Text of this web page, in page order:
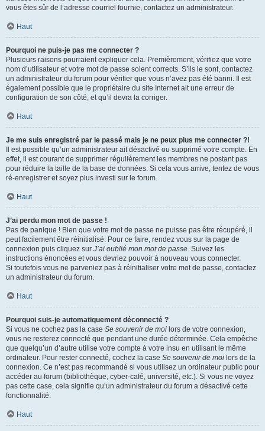
vous êtes sûr de l’adresse courriel fournie, contactez un administrateur.
Haut
Pourquoi ne puis-je pas me connecter ?
Plusieurs raisons pourraient expliquer cela. Premièrement, vérifiez que votre
nom d’utilisateur et votre mot de passe soient corrects. S’ils le sont, contactez
un administrateur du forum pour vérifier que vous n’avez pas été banni. Il est
également possible que le propriétaire du site Internet ait une erreur de
configuration de son côté, et qu’il devra la corriger.
Haut
Je me suis enregistré par le passé mais je ne peux plus me connecter ?!
Il est possible qu’un administrateur ait désactivé ou supprimé votre compte. En
effet, il est courant de supprimer régulièrement les membres ne postant pas
pour réduire la taille de la base de données. Si cela vous arrive, tentez de vous
ré-enregistrer et soyez plus investi sur le forum.
Haut
J’ai perdu mon mot de passe !
Pas de panique ! Bien que votre mot de passe ne puisse pas être récupéré, il
peut facilement être réinitialisé. Pour ce faire, rendez vous sur la page de
connexion puis cliquez sur J’ai oublié mon mot de passe. Suivez les
instructions énoncées et vous devriez pouvoir à nouveau vous connecter.
Si toutefois vous ne parveniez pas à réinitialiser votre mot de passe, contactez
un administrateur du forum.
Haut
Pourquoi suis-je automatiquement déconnecté ?
Si vous ne cochez pas la case Se souvenir de moi lors de votre connexion,
vous ne resterez connecté que pendant une durée déterminée. Cela empêche
que quelqu’un d’autre utilise votre compte à votre insu en utilisant le même
ordinateur. Pour rester connecté, cochez la case Se souvenir de moi lors de la
connexion. Ce n’est pas recommandé si vous utilisez un ordinateur public pour
accéder au forum (bibliothèque, cyber-café, université, etc.). Si vous ne voyez
pas cette case, cela signifie qu’un administrateur du forum a désactivé cette
fonctionnalité.
Haut